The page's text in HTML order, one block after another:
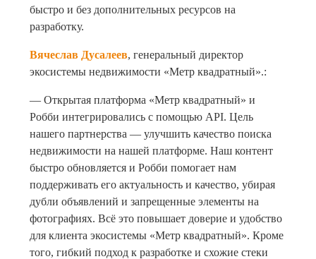
быстро и без дополнительных ресурсов на
разработку.
Вячеслав Дусалеев, генеральный директор
экосистемы недвижимости «Метр квадратный».:
— Открытая платформа «Метр квадратный» и
Робби интегрировались с помощью API. Цель
нашего партнерства — улучшить качество поиска
недвижимости на нашей платформе. Наш контент
быстро обновляется и Робби помогает нам
поддерживать его актуальность и качество, убирая
дубли объявлений и запрещенные элементы на
фотографиях. Всё это повышает доверие и удобство
для клиента экосистемы «Метр квадратный». Кроме
того, гибкий подход к разработке и схожие стеки